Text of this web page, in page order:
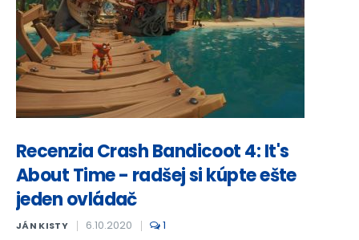
Recenzia Crash Bandicoot 4: It's
About Time - radšej si kúpte ešte
jeden ovládač
JÁN KISTY 6.10.2020 1